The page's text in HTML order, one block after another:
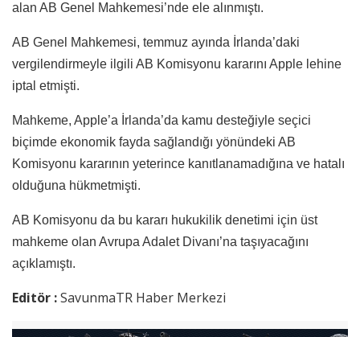
alan AB Genel Mahkemesi’nde ele alınmıştı.
AB Genel Mahkemesi, temmuz ayında İrlanda’daki
vergilendirmeyle ilgili AB Komisyonu kararını Apple lehine
iptal etmişti.
Mahkeme, Apple’a İrlanda’da kamu desteğiyle seçici
biçimde ekonomik fayda sağlandığı yönündeki AB
Komisyonu kararının yeterince kanıtlanamadığına ve hatalı
olduğuna hükmetmişti.
AB Komisyonu da bu kararı hukukilik denetimi için üst
mahkeme olan Avrupa Adalet Divanı’na taşıyacağını
açıklamıştı.
Editör :SavunmaTR Haber Merkezi